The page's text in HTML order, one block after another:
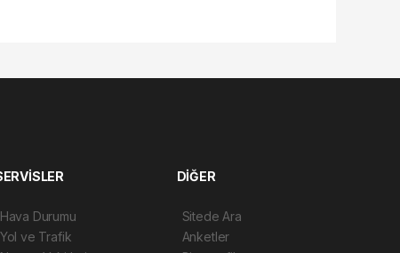
Hava Durumu
Yol ve Trafik
DİĞER
Sitede Ara
Anketler